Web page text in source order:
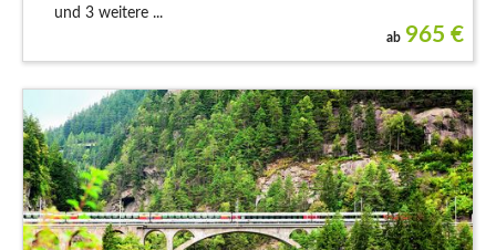
und 3 weitere ...
ab 965 €